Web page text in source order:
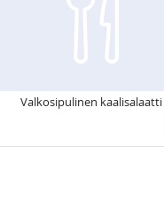
Valkosipulinen kaalisalaatti